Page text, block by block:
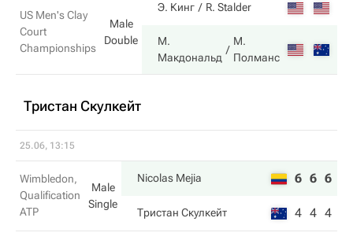
US Men's Clay
Court
Championships
Male
Double
Э. Кинг R. Stalder
М.
Макдональд
М.
Полманс
Тристан Скулкейт
25.06, 13:15
Wimbledon,
Qualification
ATP
Male
Single
Nicolas Mejia 6 6 6
Тристан Скулкейт 4 4 4